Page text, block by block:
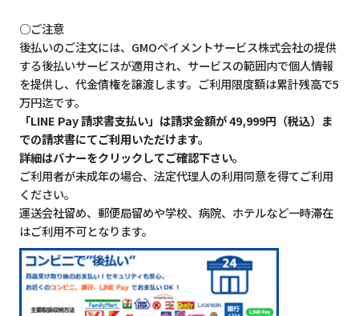
○ご注意
後払いのご注文には、GMOペイメントサービス株式会社の提供
する後払いサービスが適用され、サービスの範囲内で個人情報
を提供し、代金債権を譲渡します。ご利用限度額は累計残高で5
万円迄です。
「LINE Pay 請求書支払い」は請求金額が 49,999円（税込）ま
での請求書にてご利用いただけます。
詳細はバナーをクリックしてご確認下さい。
ご利用者が未成年の場合、法定代理人の利用同意を得てご利用
ください。
運送会社留め、郵便局留めや学校、病院、ホテルなど一時滞在
はご利用不可となります。